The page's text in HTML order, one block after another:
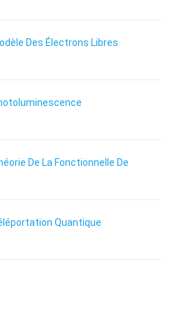
Des Électrons Libres
De La Fonctionnelle De
Quantique